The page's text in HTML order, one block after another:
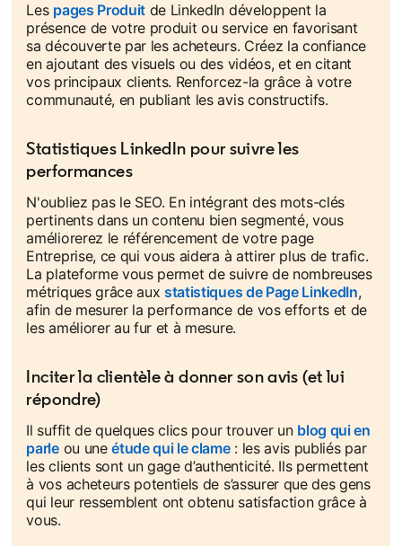
Les pages Produit de LinkedIn développent la
présence de votre produit ou service en favorisant
sa découverte par les acheteurs. Créez la confiance
en ajoutant des visuels ou des vidéos, et en citant
vos principaux clients. Renforcez-la grâce à votre
communauté, en publiant les avis constructifs.
Statistiques LinkedIn pour suivre les
performances
N'oubliez pas le SEO. En intégrant des mots-clés
pertinents dans un contenu bien segmenté, vous
améliorerez le référencement de votre page
Entreprise, ce qui vous aidera à attirer plus de trafic.
La plateforme vous permet de suivre de nombreuses
métriques grâce auxstatistiques de Page LinkedIn,
afin de mesurer la performance de vos efforts et de
les améliorer au fur et à mesure.
Inciter la clientèle à donner son avis (et lui
répondre)
Il suffit de quelques clics pour trouver un blog qui en
parleopens in a new tab
ou uneétude qui le clameopens in a new tab
: les avis publiés par
les clients sont un gage d’authenticité. Ils permettent
à vos acheteurs potentiels de s’assurer que des gens
qui leur ressemblent ont obtenu satisfaction grâce à
vous.